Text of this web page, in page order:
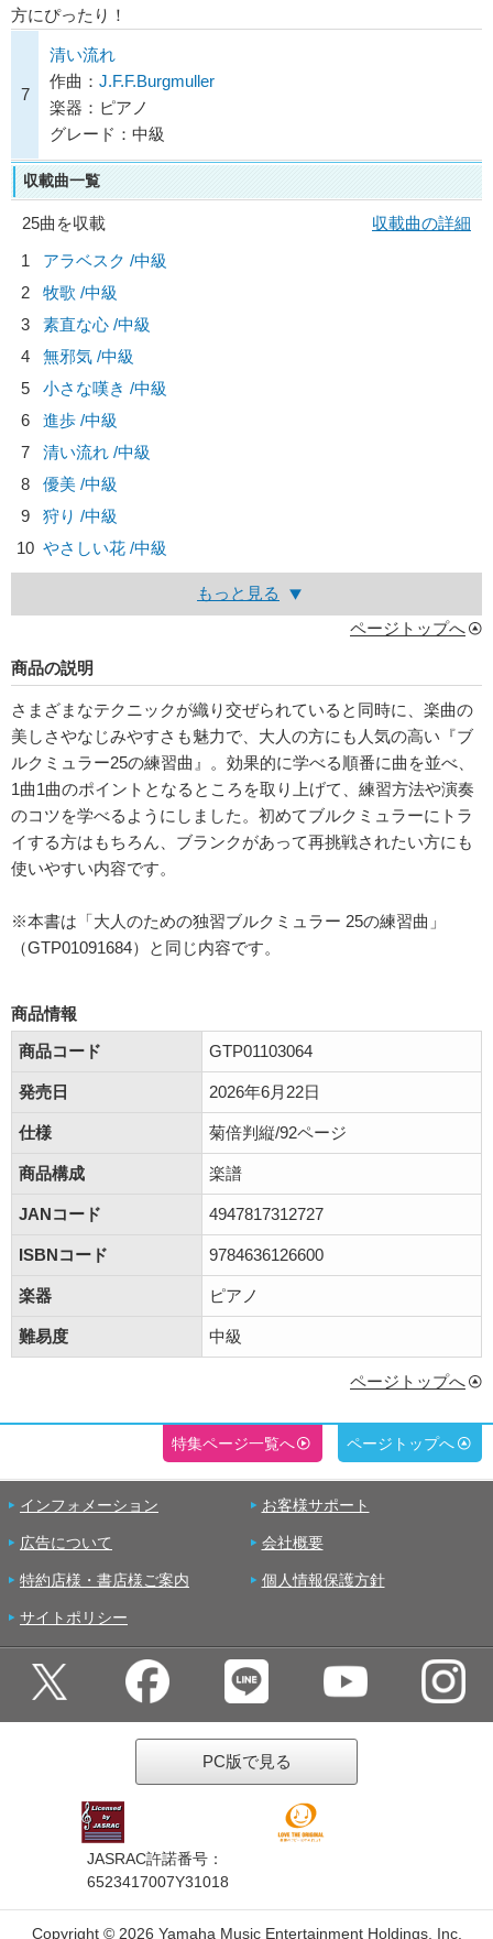
方にぴったり！
7
清い流れ
作曲： J.F.F.Burgmuller
楽器：ピアノ
グレード：中級
収載曲一覧
25曲を収載
収載曲の詳細
1
アラベスク /中級
2
牧歌 /中級
3
素直な心 /中級
4
無邪気 /中級
5
小さな嘆き /中級
6
進歩 /中級
7
清い流れ /中級
8
優美 /中級
9
狩り /中級
10 やさしい花 /中級
もっと見る
ページトップへ
商品の説明
さまざまなテクニックが織り交ぜられていると同時に、楽曲の
美しさやなじみやすさも魅力で、大人の方にも人気の高い『ブ
ルクミュラー25の練習曲』。効果的に学べる順番に曲を並べ、
1曲1曲のポイントとなるところを取り上げて、練習方法や演奏
のコツを学べるようにしました。初めてブルクミュラーにトラ
イする方はもちろん、ブランクがあって再挑戦されたい方にも
使いやすい内容です。
※本書は「大人のための独習ブルクミュラー 25の練習曲」
（GTP01091684）と同じ内容です。
商品情報
商品コード
GTP01103064
発売日 2026年6月22日
仕様 菊倍判縦/92ページ
商品構成 楽譜
JANコード 4947817312727
ISBNコード 9784636126600
楽器 ピアノ
難易度 中級
ページトップへ
特集ページ一覧へ ページトップへ
インフォメーション お客様サポート
広告について 会社概要
特約店様・書店様ご案内 個人情報保護方針
サイトポリシー
PC版で見る
JASRAC許諾番号：
6523417007Y31018
Copyright © 2026 Yamaha Music Entertainment Holdings, Inc.